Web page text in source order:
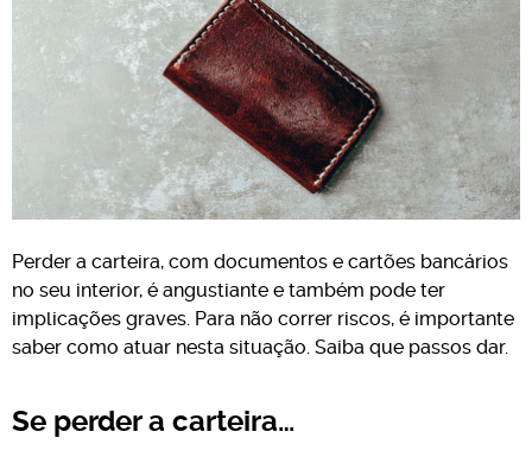
Perder a carteira, com documentos e cartões bancários
no seu interior, é angustiante e também pode ter
implicações graves. Para não correr riscos, é importante
saber como atuar nesta situação. Saiba que passos dar.
Se perder a carteira…